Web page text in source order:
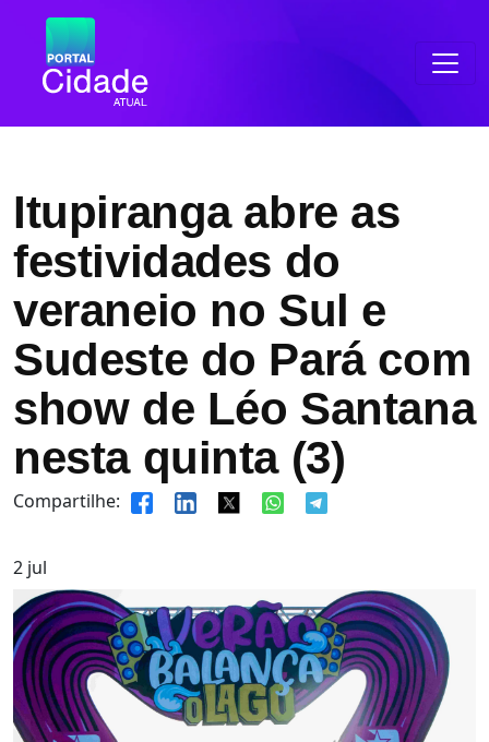
Itupiranga abre as
festividades do
veraneio no Sul e
Sudeste do Pará com
show de Léo Santana
nesta quinta (3)
Compartilhe:
2 jul